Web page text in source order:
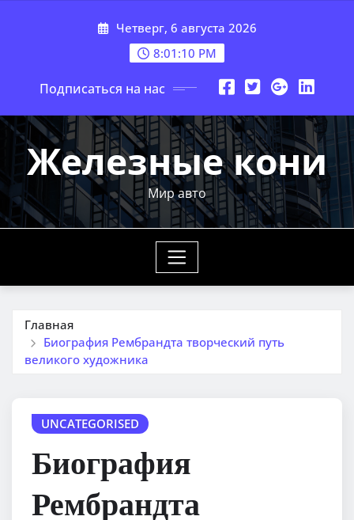
Четверг, 6 августа 2026
8:01:11 PM
Подписаться на нас
Железные кони
Мир авто
Главная
Биография Рембрандта творческий путь
великого художника
UNCATEGORISED
Биография
Рембрандта